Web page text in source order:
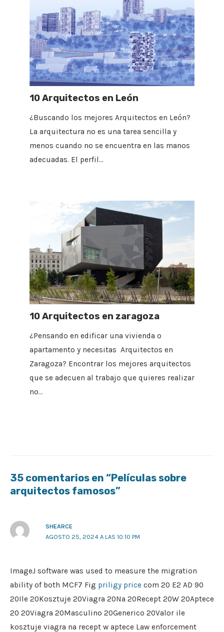
10 Arquitectos en León
¿Buscando los mejores Arquitectos en León?
La arquitectura no es una tarea sencilla y
menos cuando no se encuentra en las manos
adecuadas. El perfil…
10 Arquitectos en zaragoza
¿Pensando en edificar una vivienda o
apartamento y necesitas Arquitectos en
Zaragoza? Encontrar los mejores arquitectos
que se adecuen al trabajo que quieres realizar
no…
35 comentarios en “Películas sobre
arquitectos famosos”
SHEARCE
AGOSTO 25, 2024 A LAS 10:10 PM
ImageJ software was used to measure the migration
ability of both MCF7 Fig priligy price com 20 E2 AD 90
20Ile 20Kosztuje 20Viagra 20Na 20Recept 20W 20Aptece
20 20Viagra 20Masculino 20Generico 20Valor ile
kosztuje viagra na recept w aptece Law enforcement